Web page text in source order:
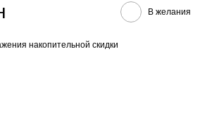
В желания
накопительной скидки